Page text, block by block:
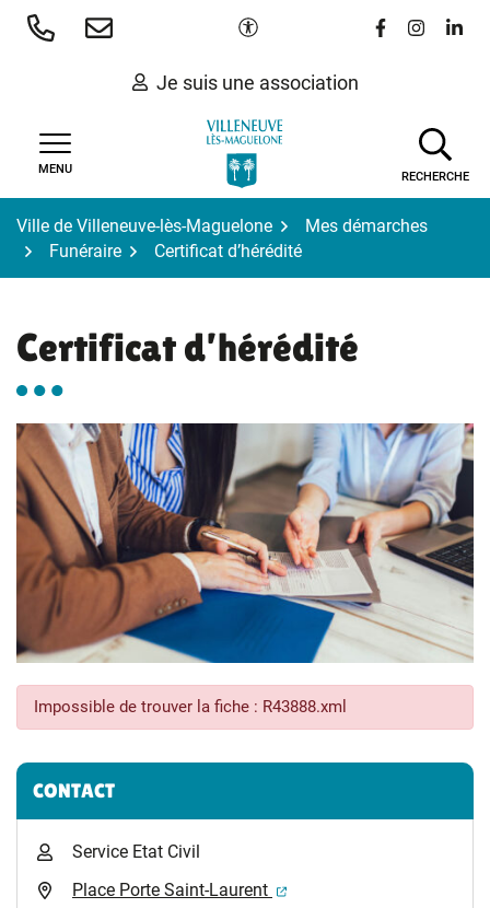
Aller
Paramètres d'accessibilité
Lien vers le
Lien vers
Lien
Je suis une association
MENU
RECHERCHE
Ville de Villeneuve-lès-Maguelone
Mes démarches
Funéraire
Certificat d’hérédité
Certificat d’hérédité
Impossible de trouver la fiche : R43888.xml
Informations complémentaires
CONTACT
Service Etat Civil
Place Porte Saint-Laurent
(ouverture dans un